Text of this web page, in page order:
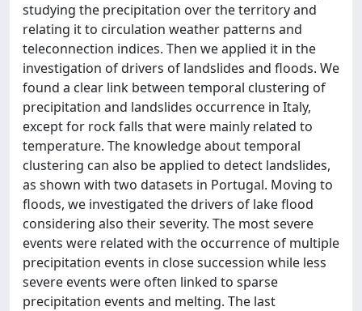
studying the precipitation over the territory and
relating it to circulation weather patterns and
teleconnection indices. Then we applied it in the
investigation of drivers of landslides and floods. We
found a clear link between temporal clustering of
precipitation and landslides occurrence in Italy,
except for rock falls that were mainly related to
temperature. The knowledge about temporal
clustering can also be applied to detect landslides,
as shown with two datasets in Portugal. Moving to
floods, we investigated the drivers of lake flood
considering also their severity. The most severe
events were related with the occurrence of multiple
precipitation events in close succession while less
severe events were often linked to sparse
precipitation events and melting. The last